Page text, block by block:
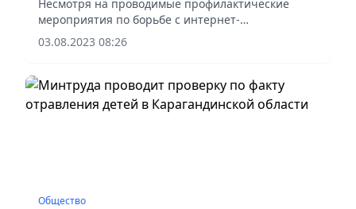
Несмотря на проводимые профилактические
мероприятия по борьбе с интернет-
мошенничеством, только в отдел полиции города
Балхаша с начала года поступило более 70
03.08.2023 08:26
Общество